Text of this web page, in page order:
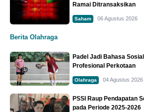
Ramai Ditransaksikan
Saham 06 Agustus 2026
Berita Olahraga
Padel Jadi Bahasa
Profesional Perkotaan
Olahraga 04 Agustus 2026
PSSI Raup Pendapatan
pada Periode 2025-2026